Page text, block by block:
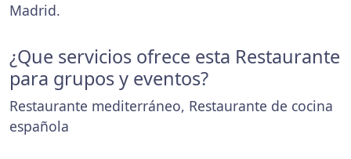
Madrid.
¿Que servicios ofrece esta Restaurante
para grupos y eventos?
Restaurante mediterráneo, Restaurante de cocina
española